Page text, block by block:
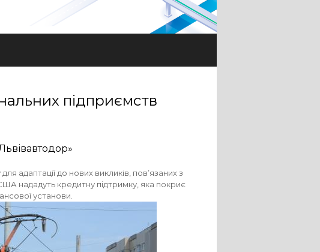
підприємств
адаптації до нових викликів, пов’язаних з
нададуть кредитну підтримку, яка покриє
установи.